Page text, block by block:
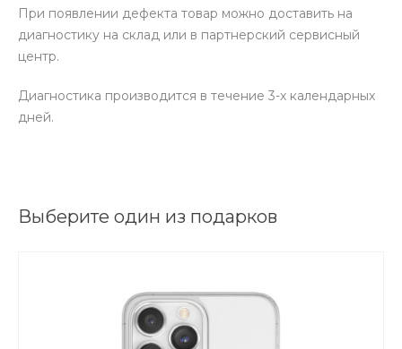
При появлении дефекта товар можно доставить на
диагностику на склад или в партнерский сервисный
центр.
Диагностика производится в течение 3-х календарных
дней.
Выберите один из подарков